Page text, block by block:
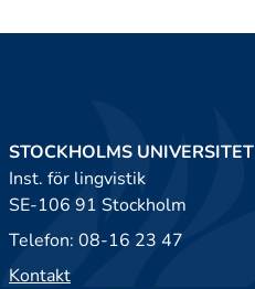
STOCKHOLMS UNIVERSITET
Inst. för lingvistik
SE-106 91 Stockholm
Telefon: 08-16 23 47
Kontakt